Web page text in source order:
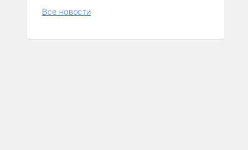
Все новости